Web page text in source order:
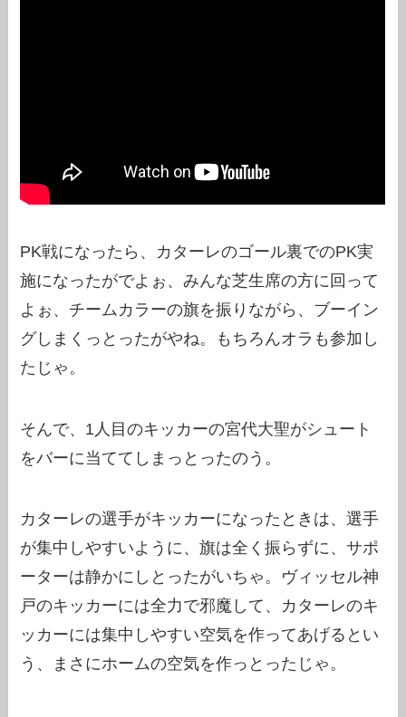
PK戦になったら、カターレのゴール裏でのPK実
施になったがでよぉ、みんな芝生席の方に回って
よぉ、チームカラーの旗を振りながら、ブーイン
グしまくっとったがやね。もちろんオラも参加し
たじゃ。
そんで、1人目のキッカーの宮代大聖がシュート
をバーに当ててしまっとったのう。
カターレの選手がキッカーになったときは、選手
が集中しやすいように、旗は全く振らずに、サポ
ーターは静かにしとったがいちゃ。ヴィッセル神
戸のキッカーには全力で邪魔して、カターレのキ
ッカーには集中しやすい空気を作ってあげるとい
う、まさにホームの空気を作っとったじゃ。